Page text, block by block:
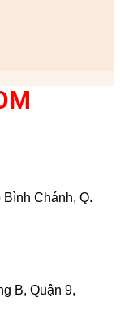
Chánh, Q.
B, Quận 9,